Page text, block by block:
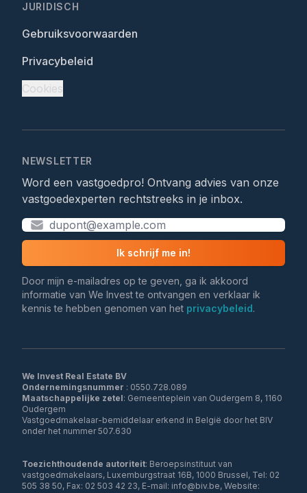
JURIDISCH
Gebruiksvoorwaarden
Privacybeleid
Cookies
NEWSLETTER
Word een vastgoedpro! Ontvang advies van onze
vastgoedexperten rechtstreeks in je inbox.
Ik schrijf me in!
Door mijn e-mailadres op te geven, ga ik akkoord
informatie van We Invest te ontvangen en verklaar ik
kennis te hebben genomen van het privacybeleid.
We Invest Real Estate BV
Ondernemingsnummer
Maatschappelijke zetel: Gemeenteplein van Oudergem 8, 1160
Oudergem
Vastgoedmakelaar-bemiddelaar erkend in België door het BIV
onder het nummer 507.630
Toezichthoudende autoriteit: Beroepsinstituut van
vastgoedmakelaars, Luxemburgstraat 16B, 1000 Brussel, Tel: 02
505 38 50, Fax: 02 503 42 23, E-mail: info@biv.be, Website: